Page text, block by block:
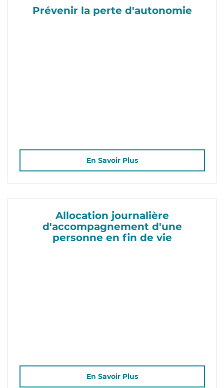
Prévenir la perte d'autonomie
En Savoir Plus
Allocation journalière
d'accompagnement d'une
personne en fin de vie
En Savoir Plus